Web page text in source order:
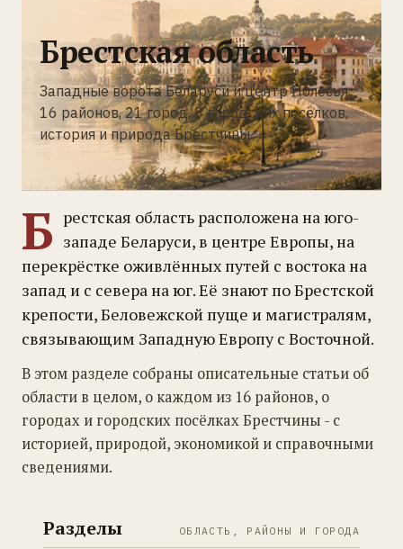
Брестская область
Западные ворота Беларуси и центр Полесья:
16 районов, 21 город, 8 городских посёлков,
история и природа Брестчины
Б рестская область расположена на юго-
западе Беларуси, в центре Европы, на
перекрёстке оживлённых путей с востока на
запад и с севера на юг. Её знают по Брестской
крепости, Беловежской пуще и магистралям,
связывающим Западную Европу с Восточной.
В этом разделе собраны описательные статьи об
области в целом, о каждом из 16 районов, о
городах и городских посёлках Брестчины - с
историей, природой, экономикой и справочными
сведениями.
Разделы ОБЛАСТЬ, РАЙОНЫ И ГОРОДА